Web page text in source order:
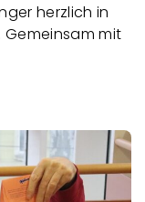
herzlich in
Gemeinsam mit